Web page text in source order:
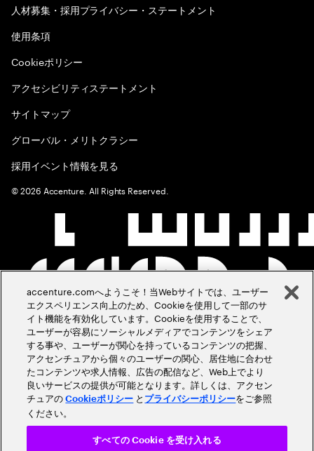
人材募集・採用プライバシー・ステートメント
使用条項
Cookieポリシー
アクセシビリティステートメント
サイトマップ
グローバル・メリトクラシー
採用イベント情報を見る
©2026 Accenture. All Rights Reserved.
accenture.comへようこそ！当Webサイトでは、ユーザー
エクスペリエンス向上のため、Cookieを使用して一部のサ
イト機能を有効化しています。Cookieを使用することで、
ユーザーが容易にソーシャルメディアでコンテンツをシェア
する事や、ユーザーが関心を持っているコンテンツの把握、
アクセンチュアから個々のユーザーの関心、居住地に合わせ
たコンテンツや求人情報、広告の配信など、Web上でより
良いサービスの提供が可能となります。詳しくは、アクセン
チュアのCookieポリシー と プライバシーポリシーをご参照
ください。
すべての Cookie を受け入れる